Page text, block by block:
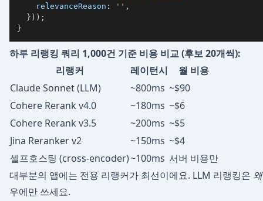
    relevanceReason
: '' ,
} ) ) ;
}
하루 리랭킹 쿼리 1,000건 기준 비용 비교 (후보 20개씩):
리랭커
레이턴시
월 비용
Claude Sonnet (LLM)
~800ms ~$90
Cohere Rerank v4.0
~180ms ~$6
Cohere Rerank v3.5
~200ms ~$5
Jina Reranker v2
~150ms ~$4
셀프호스팅 (cross-encoder)~100ms 서버 비용만
대부분의 앱에는 전용 리랭커가 최선이에요. LLM 리랭킹은 왜
우에만 쓰세요.